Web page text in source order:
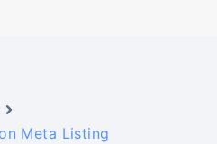
Meta Listing